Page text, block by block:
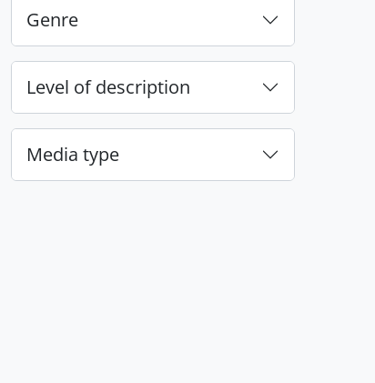
Genre
Level of description
Media type